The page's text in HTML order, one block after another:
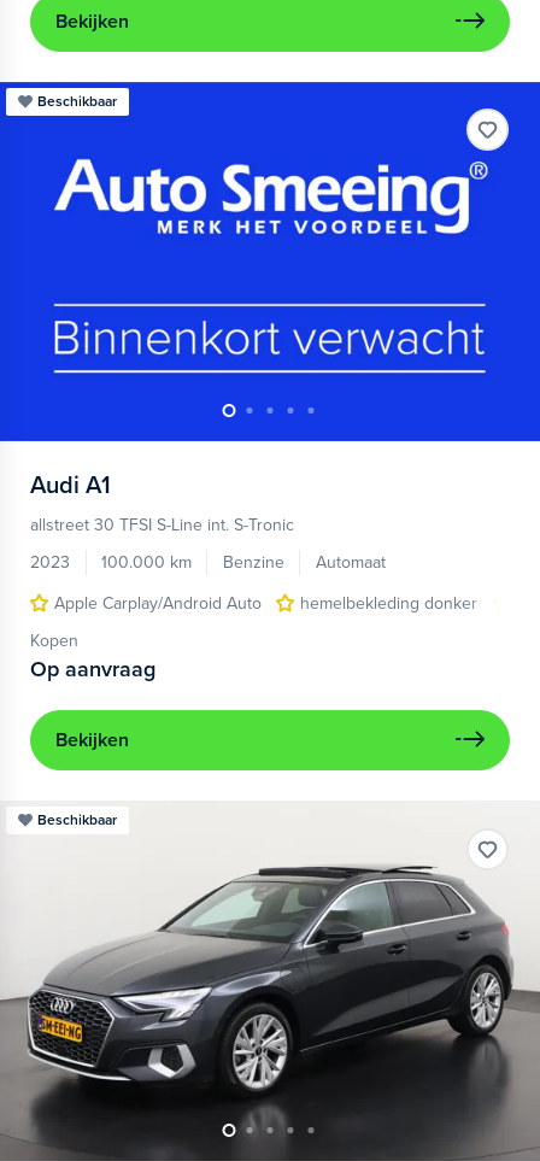
Bekijken
Beschikbaar
Audi A1
allstreet 30 TFSI S-Line int. S-Tronic
2023
100.000 km Benzine
Automaat
Apple Carplay/Android Auto
hemelbekleding donker
Kopen
Op aanvraag
Bekijken
Beschikbaar